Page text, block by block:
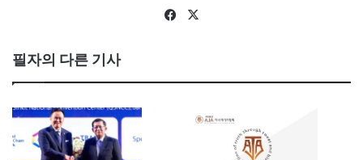
Fa
필자의 다른 기사